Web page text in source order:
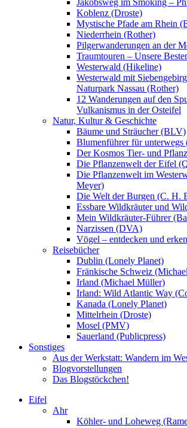
Jakobsweg im Smoking –
Koblenz (Droste)
Mystische Pfade am Rhein
Niederrhein (Rother)
Pilgerwanderungen an der
Traumtouren – Unsere
Westerwald (Hikeline)
Westerwald mit
Naturpark Nassau (Rother)
12 Wanderungen auf den
Vulkanismus in der Osteifel
Natur, Kultur & Geschichte
Bäume und Sträucher (BLV)
Blumenführer für unterwegs
Der Kosmos Tier- und
Die Pflanzenwelt der Eifel
Die Pflanzenwelt im
Meyer)
Die Welt der Burgen (C. H.
Essbare Wildkräuter und
Mein Wildkräuter-Führer
Narzissen (DVA)
Vögel – entdecken und
Reisebücher
Dublin (Lonely Planet)
Fränkische Schweiz
Irland (Michael Müller)
Irland: Wild Atlantic Way
Kanada (Lonely Planet)
Mittelrhein (Droste)
Mosel (PMV)
Sauerland (Publicpress)
Sonstiges
Aus der Werkstatt: Wandern im
Blogvorstellungen
Das Blogstöckchen!
Eifel
Ahr
Köhler- und Loheweg